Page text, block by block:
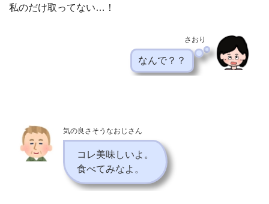
私のだけ取ってない…！
さおり
なんで？？
気の良さそうなおじさん
コレ美味しいよ。
食べてみなよ。